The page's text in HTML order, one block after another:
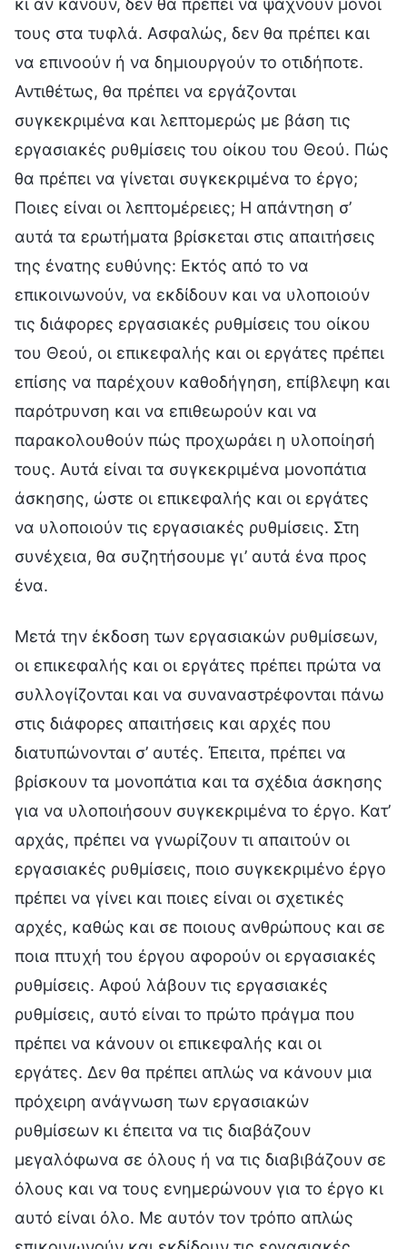
κι αν κάνουν, δεν θα πρέπει να ψάχνουν μόνοι
τους στα τυφλά. Ασφαλώς, δεν θα πρέπει και
να επινοούν ή να δημιουργούν το οτιδήποτε.
Αντιθέτως, θα πρέπει να εργάζονται
συγκεκριμένα και λεπτομερώς με βάση τις
εργασιακές ρυθμίσεις του οίκου του Θεού. Πώς
θα πρέπει να γίνεται συγκεκριμένα το έργο;
Ποιες είναι οι λεπτομέρειες; Η απάντηση σ’
αυτά τα ερωτήματα βρίσκεται στις απαιτήσεις
της ένατης ευθύνης: Εκτός από το να
επικοινωνούν, να εκδίδουν και να υλοποιούν
τις διάφορες εργασιακές ρυθμίσεις του οίκου
του Θεού, οι επικεφαλής και οι εργάτες πρέπει
επίσης να παρέχουν καθοδήγηση, επίβλεψη και
παρότρυνση και να επιθεωρούν και να
παρακολουθούν πώς προχωράει η υλοποίησή
τους. Αυτά είναι τα συγκεκριμένα μονοπάτια
άσκησης, ώστε οι επικεφαλής και οι εργάτες
να υλοποιούν τις εργασιακές ρυθμίσεις. Στη
συνέχεια, θα συζητήσουμε γι’ αυτά ένα προς
ένα.
Μετά την έκδοση των εργασιακών ρυθμίσεων,
οι επικεφαλής και οι εργάτες πρέπει πρώτα να
συλλογίζονται και να συναναστρέφονται πάνω
στις διάφορες απαιτήσεις και αρχές που
διατυπώνονται σ’ αυτές. Έπειτα, πρέπει να
βρίσκουν τα μονοπάτια και τα σχέδια άσκησης
για να υλοποιήσουν συγκεκριμένα το έργο. Κατ’
αρχάς, πρέπει να γνωρίζουν τι απαιτούν οι
εργασιακές ρυθμίσεις, ποιο συγκεκριμένο έργο
πρέπει να γίνει και ποιες είναι οι σχετικές
αρχές, καθώς και σε ποιους ανθρώπους και σε
ποια πτυχή του έργου αφορούν οι εργασιακές
ρυθμίσεις. Αφού λάβουν τις εργασιακές
ρυθμίσεις, αυτό είναι το πρώτο πράγμα που
πρέπει να κάνουν οι επικεφαλής και οι
εργάτες. Δεν θα πρέπει απλώς να κάνουν μια
πρόχειρη ανάγνωση των εργασιακών
ρυθμίσεων κι έπειτα να τις διαβάζουν
μεγαλόφωνα σε όλους ή να τις διαβιβάζουν σε
όλους και να τους ενημερώνουν για το έργο κι
αυτό είναι όλο. Με αυτόν τον τρόπο απλώς